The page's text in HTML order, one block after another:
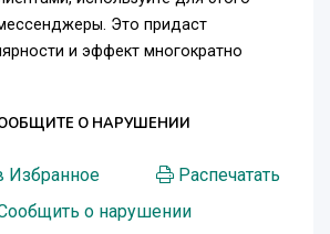
Это придаст
и эффект многократно
О НАРУШЕНИИ
Избранное
Распечатать
о нарушении